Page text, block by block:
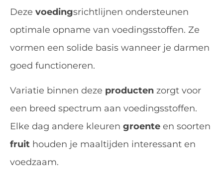
Deze voedingsrichtlijnen ondersteunen
optimale opname van voedingsstoffen. Ze
vormen een solide basis wanneer je darmen
goed functioneren.
Variatie binnen deze producten zorgt voor
een breed spectrum aan voedingsstoffen.
Elke dag andere kleuren groente en soorten
fruit houden je maaltijden interessant en
voedzaam.